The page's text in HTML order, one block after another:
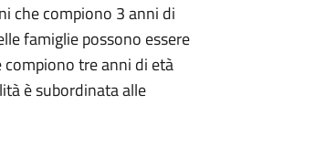
che compiono 3 anni di
famiglie possono essere
compiono tre anni di età
è subordinata alle